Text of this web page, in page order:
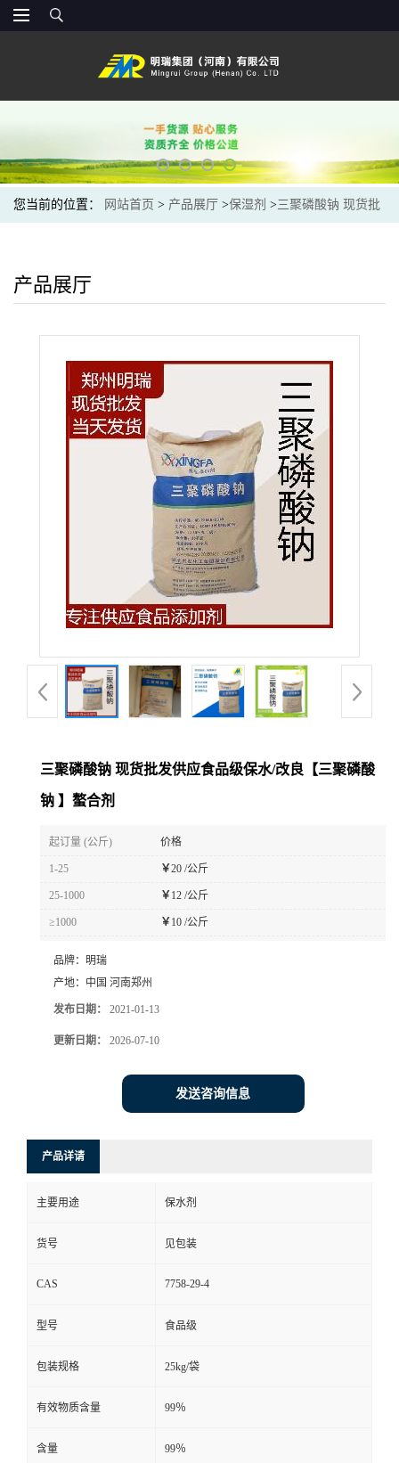
您当前的位置： 网站首页 > 产品展厅 >保湿剂 >三聚磷酸钠 现货批
产品展厅
三聚磷酸钠 现货批发供应食品级保水/改良【三聚磷酸
钠 】螯合剂
起订量 (公斤) 价格
1-25 ￥20 /公斤
25-1000 ￥ 12 /公斤
≥1000 ￥ 10 /公斤
品牌： 明瑞
产地： 中国 河南郑州
发布日期： 2021-01-13
更新日期： 2026-07-10
发送咨询信息
产品详请
主要用途 保水剂
货号 见包装
CAS 7758-29-4
型号 食品级
包装规格 25kg/袋
有效物质含量 99％
含量 99％